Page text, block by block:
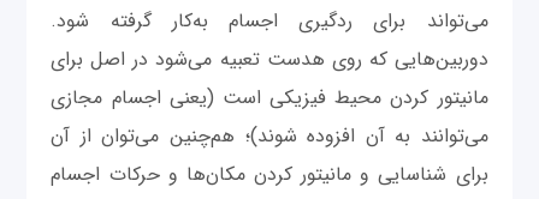
می‌تواند برای ردگیری اجسام به‌کار گرفته شود.
دوربین‌هایی که روی هدست تعبیه می‌شود در اصل برای
مانیتور کردن محیط فیزیکی است (یعنی اجسام مجازی
می‌توانند به آن افزوده شوند)؛ هم‌چنین می‌توان از آن
برای شناسایی و مانیتور کردن مکان‌ها و حرکات اجسام